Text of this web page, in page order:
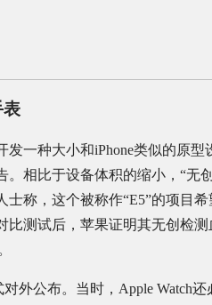
表
一种大小和iPhone类似的原
相比于设备体积的缩小，“无
称，这个被称作“E5”的项目
比测试后，苹果证明其无创检
外公布。当时，Apple Watch